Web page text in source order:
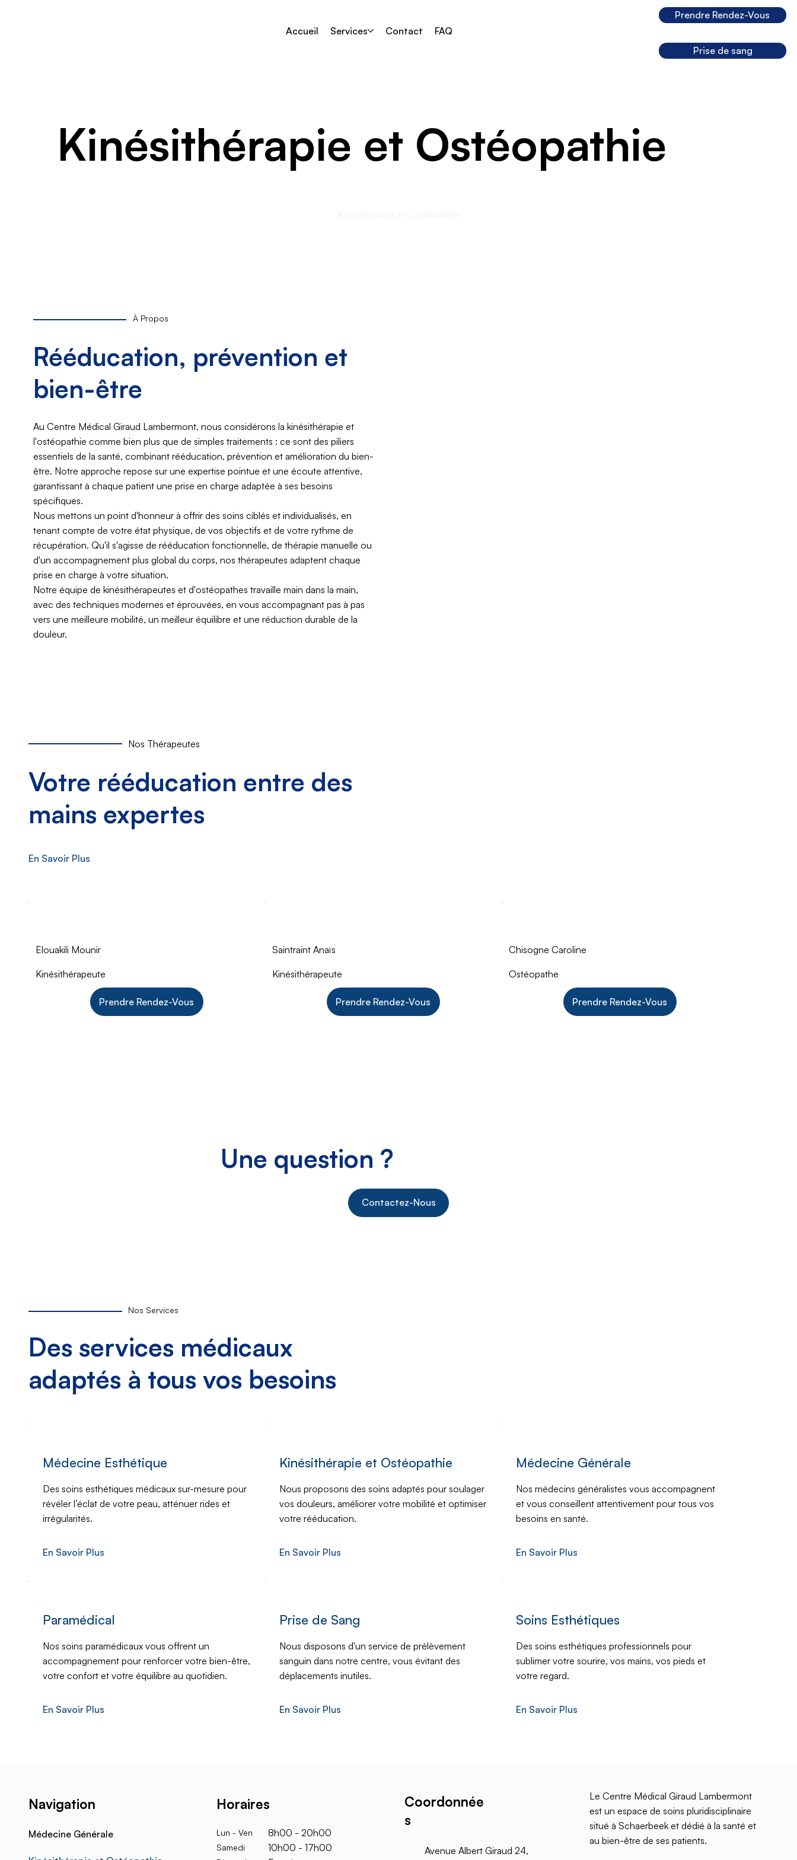
Accueil Services Contact FAQ
Prendre Rendez-Vous
Prise de sang
Kinésithérapie et Ostéopathie
À Propos
Rééducation, prévention et
bien-être
Au Centre Médical Giraud Lambermont, nous considérons la kinésithérapie et
l'ostéopathie comme bien plus que de simples traitements : ce sont des piliers
essentiels de la santé, combinant rééducation, prévention et amélioration du bien-
être. Notre approche repose sur une expertise pointue et une écoute attentive,
garantissant à chaque patient une prise en charge adaptée à ses besoins
spécifiques.
Nous mettons un point d'honneur à offrir des soins ciblés et individualisés, en
tenant compte de votre état physique, de vos objectifs et de votre rythme de
récupération. Qu'il s'agisse de rééducation fonctionnelle, de thérapie manuelle ou
d'un accompagnement plus global du corps, nos thérapeutes adaptent chaque
prise en charge à votre situation.
Notre équipe de kinésithérapeutes et d'ostéopathes travaille main dans la main,
avec des techniques modernes et éprouvées, en vous accompagnant pas à pas
vers une meilleure mobilité, un meilleur équilibre et une réduction durable de la
douleur.
Nos Thérapeutes​
Votre rééducation entre des
mains expertes
En Savoir Plus
Elouakili Mounir
Kinésithérapeute
Prendre Rendez-Vous
Saintraint Anaïs
Kinésithérapeute
Prendre Rendez-Vous
Chisogne Caroline
Ostéopathe
Prendre Rendez-Vous
Une question ?
Contactez-Nous
Nos Services
Des services médicaux
adaptés à tous vos besoins
Médecine Esthétique
Des soins esthétiques médicaux sur-mesure pour
révéler l’éclat de votre peau, atténuer rides et
irrégularités.
En Savoir Plus
Kinésithérapie et Ostéopathie
Nous proposons des soins adaptés pour soulager
vos douleurs, améliorer votre mobilité et optimiser
votre rééducation.
En Savoir Plus
Médecine Générale
Nos médecins généralistes vous accompagnent
et vous conseillent attentivement pour tous vos
besoins en santé.
En Savoir Plus
Paramédical
Nos soins paramédicaux vous offrent un
accompagnement pour renforcer votre bien-être,
votre confort et votre équilibre au quotidien.
En Savoir Plus
Prise de Sang
Nous disposons d'un service de prélèvement
sanguin dans notre centre, vous évitant des
déplacements inutiles.
En Savoir Plus
Soins Esthétiques
Des soins esthétiques professionnels pour
sublimer votre sourire, vos mains, vos pieds et
votre regard.
En Savoir Plus
Navigation
Médecine Générale
Horaires
Lun - Ven 8h00 - 20h00
Samedi 10h00 - 17h00
Coordonnée
s
Avenue Albert Giraud 24,
Le Centre Médical Giraud Lambermont
est un espace de soins pluridisciplinaire
situé à Schaerbeek et dédié à la santé et
au bien-être de ses patients.